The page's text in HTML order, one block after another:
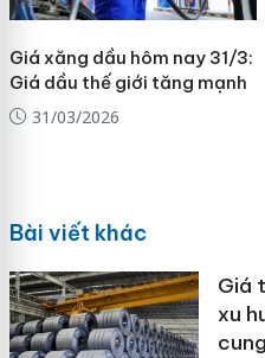
Giá xăng dầu hôm nay 31/3:
Giá dầu thế giới tăng mạnh
31/03/2026
Bài viết khác
Giá
xu